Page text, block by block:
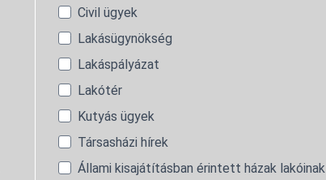
Civil ügyek
Lakásügynökség
Lakáspályázat
Lakótér
Kutyás ügyek
Társasházi hírek
Állami kisajátításban érintett házak lakóinak